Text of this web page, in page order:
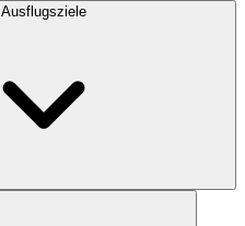
Ausflugsziele